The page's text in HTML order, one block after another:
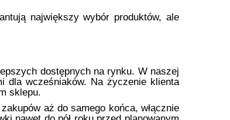
największy wybór produktów, ale
dostępnych na rynku. W naszej
dla wcześniaków. Na życzenie klienta
sklepu.
aż do samego końca, włącznie